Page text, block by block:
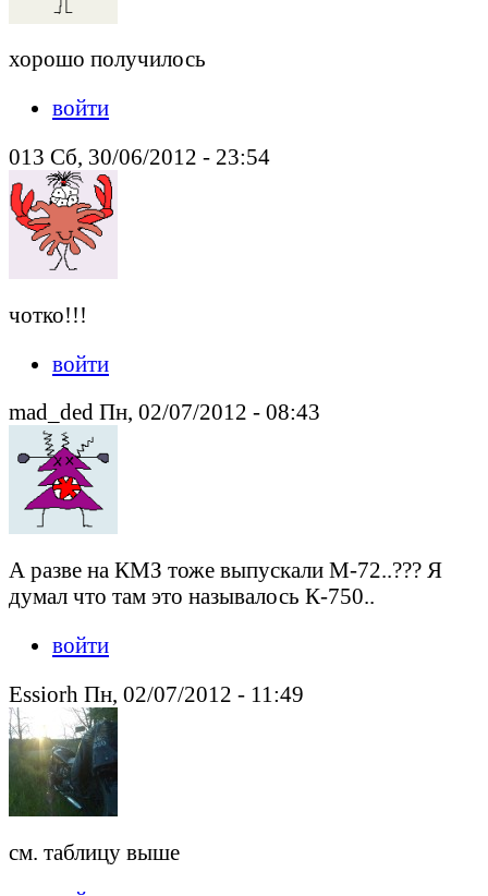
хорошо получилось
войти
013 Сб, 30/06/2012 - 23:54
чотко!!!
войти
mad_ded Пн, 02/07/2012 - 08:43
А разве на КМЗ тоже выпускали М-72..??? Я
думал что там это называлось К-750..
войти
Essiorh Пн, 02/07/2012 - 11:49
см. таблицу выше